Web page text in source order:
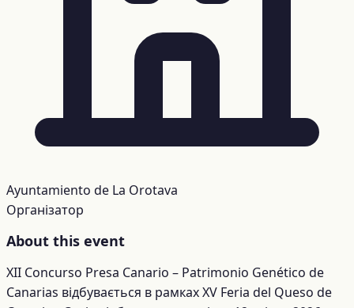
Ayuntamiento de La Orotava
Організатор
About this event
XII Concurso Presa Canario – Patrimonio Genético de
Canarias відбувається в рамках XV Feria del Queso de